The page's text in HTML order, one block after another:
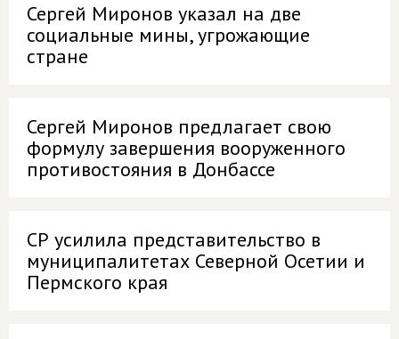
Сергей Миронов указал на две
социальные мины, угрожающие
стране
Сергей Миронов предлагает свою
формулу завершения вооруженного
противостояния в Донбассе
СР усилила представительство в
муниципалитетах Северной Осетии и
Пермского края